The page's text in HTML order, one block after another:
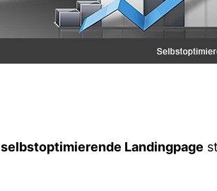
selbstoptimierende Landingpage